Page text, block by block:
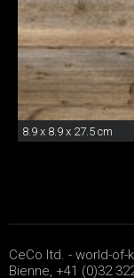
8.9 x 8.9 x 27.5 cm
CeCo ltd. - world-of-
Bienne, +41 (0)32